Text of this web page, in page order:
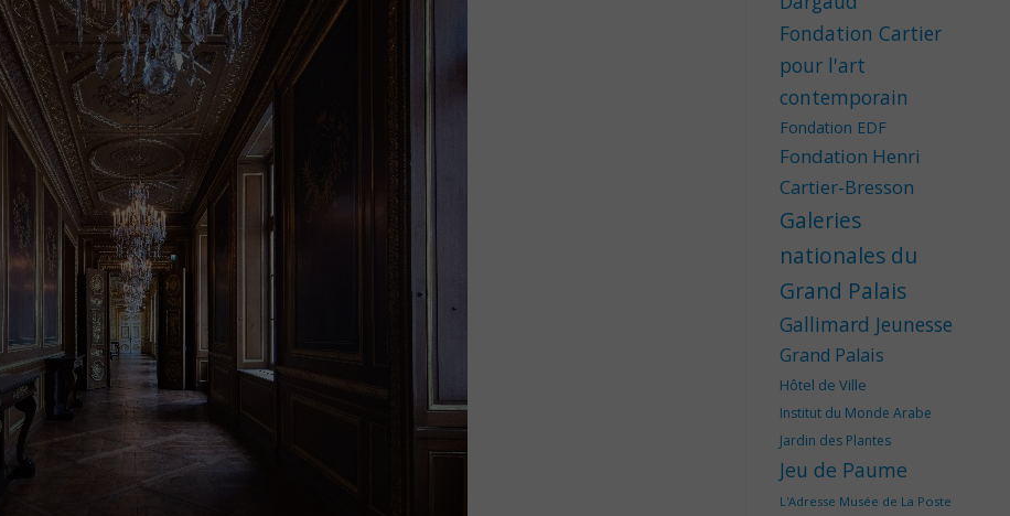
Fondation Cartier
pour l'art
contemporain
Fondation EDF
Fondation Henri
Cartier-Bresson
Galeries
nationales du
Grand Palais
Gallimard Jeunesse
Grand Palais
Hôtel de Ville
Institut du Monde Arabe
Jardin des Plantes
Jeu de Paume
L'Adresse Musée de La Poste